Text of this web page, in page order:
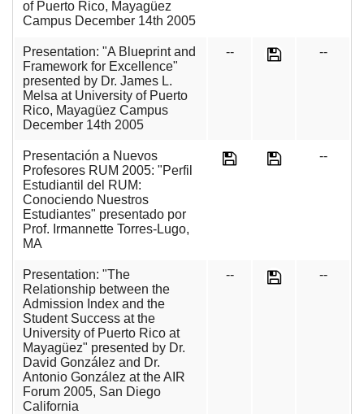
of Puerto Rico, Mayagüez
Campus December 14th 2005
Presentation: "A Blueprint and
Framework for Excellence"
presented by Dr. James L.
Melsa at University of Puerto
Rico, Mayagüez Campus
December 14th 2005
-- --
Presentación a Nuevos
Profesores RUM 2005: "Perfil
Estudiantil del RUM:
Conociendo Nuestros
Estudiantes" presentado por
Prof. Irmannette Torres-Lugo,
MA
--
Presentation: "The
Relationship between the
Admission Index and the
Student Success at the
University of Puerto Rico at
Mayagüez" presented by Dr.
David González and Dr.
Antonio González at the AIR
Forum 2005, San Diego
California
-- --